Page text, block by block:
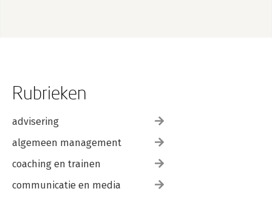
Rubrieken
advisering
algemeen management
coaching en trainen
communicatie en media